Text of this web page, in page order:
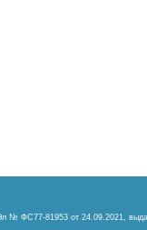
№ ФС77-81953 от 24.09.2021,